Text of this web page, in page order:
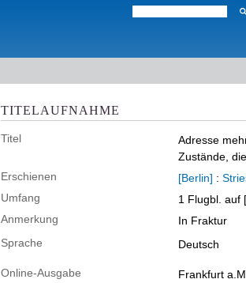
TITELAUFNAHME
Titel
Adresse
Zustände,
Erschienen
[Berlin] :
Umfang
1 Flugbl. auf
Anmerkung
In Fraktur
Sprache
Deutsch
Online-Ausgabe
Frankfurt